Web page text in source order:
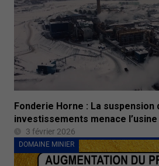
Fonderie Horne : La suspension
investissements menace l’usine
3 février 2026
DOMAINE MINIER